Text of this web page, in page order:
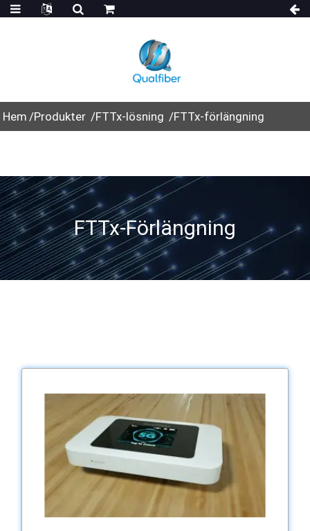
Hem Produkter FTTx-lösning FTTx-förlängning
FTTx-Förlängning